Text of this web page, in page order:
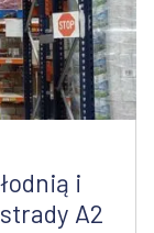
i
A2